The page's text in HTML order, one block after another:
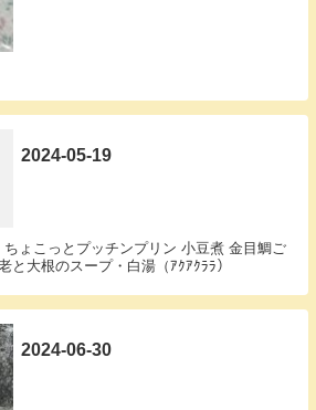
2024-05-19
ょこっとプッチンプリン 小豆煮 金目鯛ご
と大根のスープ・白湯（ｱｸｱｸﾗﾗ）
2024-06-30